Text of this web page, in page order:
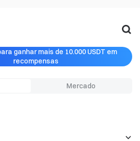
ganhar mais de 10.000 USDT em
recompensas
Mercado